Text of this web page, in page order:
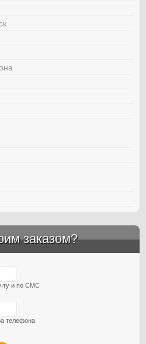
заказом?
и по СМС
телефона